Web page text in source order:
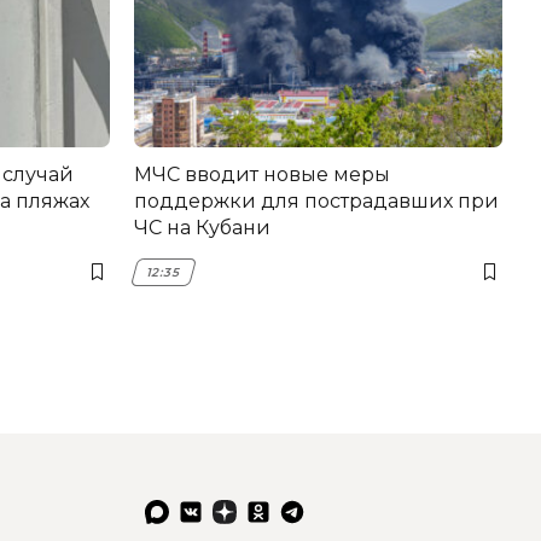
пляжах
МЧС вводит новые меры
поддержки для пострадавших при
ЧС на Кубани
12:35